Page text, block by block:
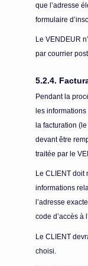
que l’adresse
formulaire
Le VENDEUR
par courrier
5.2.4.
Pendant la
les
la facturation
devant être
traitée par le
Le CLIENT doit
informations
l’adresse
code d’accès à
Le CLIENT
choisi.